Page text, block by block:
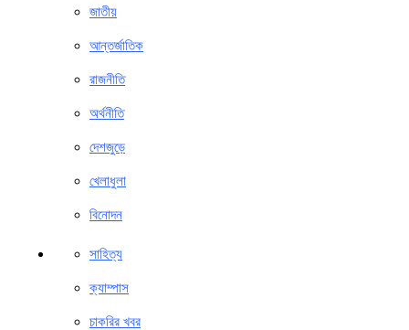
জাতীয়
আন্তর্জাতিক
রাজনীতি
অর্থনীতি
দেশজুড়ে
খেলাধুলা
বিনোদন
সাহিত্য
ক্যাম্পাস
চাকরির খবর